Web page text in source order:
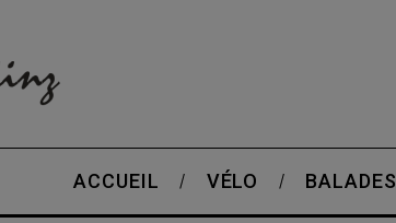
ACCUEIL VÉLO BALADES